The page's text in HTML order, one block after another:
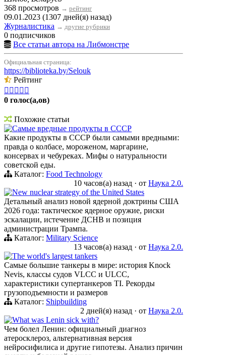
368 просмотров → рейтинг
09.01.2023 (1307 дней(я) назад)
Журналистика → другие рубрики
0 подписчиков
Все статьи автора на Либмонстре
Официальная страница:
https://biblioteka.by/Selouk
Рейтинг
    
0 голос(а,ов)
Похожие статьи
Самые вредные продукты в СССР
Какие продукты в СССР были самыми вредными:
правда о колбасе, мороженом, маргарине,
консервах и чебуреках. Мифы о натуральности
советской еды.
Каталог: Food Technology
10 часов(а) назад · от Наука 2.0.
New nuclear strategy of the United States
Детальный анализ новой ядерной доктрины США
2026 года: тактическое ядерное оружие, риски
эскалации, истечение ДСНВ и позиция
администрации Трампа.
Каталог: Military Science
13 часов(а) назад · от Наука 2.0.
The world's largest tankers
Самые большие танкеры в мире: история Knock
Nevis, классы судов VLCC и ULCC,
характеристики супертанкеров TI. Рекорды
грузоподъемности и размеров
Каталог: Shipbuilding
2 дней(я) назад · от Наука 2.0.
What was Lenin sick with?
Чем болел Ленин: официальный диагноз
атеросклероз, альтернативная версия
нейросифилиса и другие гипотезы. Анализ причин